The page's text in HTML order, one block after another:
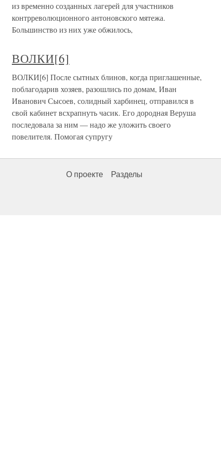
из временно созданных лагерей для участников
контрреволюционного антоновского мятежа.
Большинство из них уже обжилось,
ВОЛКИ[6]
ВОЛКИ[6] После сытных блинов, когда приглашенные,
поблагодарив хозяев, разошлись по домам, Иван
Иванович Сысоев, солидный харбинец, отправился в
свой кабинет всхрапнуть часик. Его дородная Веруша
последовала за ним — надо же уложить своего
повелителя. Помогая супругу
О проекте Разделы